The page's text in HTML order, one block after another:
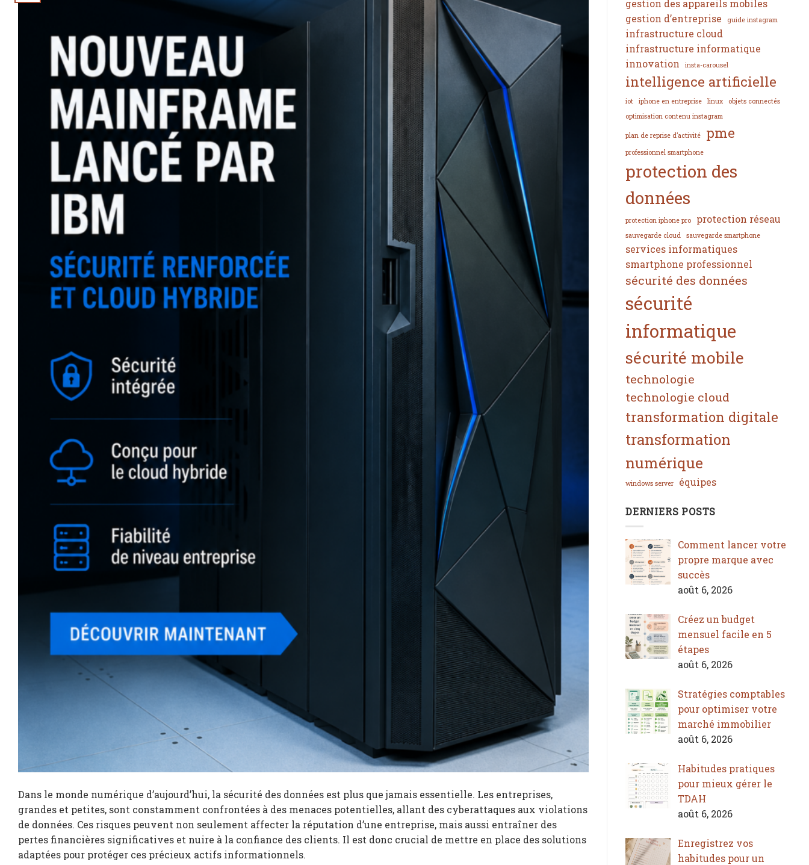
Dans le monde numérique d’aujourd’hui, la sécurité des données est plus que jamais essentielle. Les entreprises,
grandes et petites, sont constamment confrontées à des menaces potentielles, allant des cyberattaques aux violations
de données. Ces risques peuvent non seulement affecter la réputation d’une entreprise, mais aussi entraîner des
pertes financières significatives et nuire à la confiance des clients. Il est donc crucial de mettre en place des solutions
adaptées pour protéger ces précieux actifs informationnels.
gestion des appareils mobiles
gestion d’entreprise
guide instagram
infrastructure cloud
infrastructure informatique
innovation
insta-carousel
intelligence artificielle
iot iphone en entreprise linux
objets connectés
optimisation contenu instagram
plan de reprise d’activité pme
professionnel smartphone
protection des
données
protection iphone pro protection réseau
sauvegarde cloud sauvegarde smartphone
services informatiques
smartphone professionnel
sécurité des données
sécurité
informatique
sécurité mobile
technologie
technologie cloud
transformation digitale
transformation
numérique
windows server équipes
DERNIERS POSTS
Comment lancer votre
propre marque avec
succès
août 6, 2026
Créez un budget
mensuel facile en 5
étapes
août 6, 2026
Stratégies comptables
pour optimiser votre
marché immobilier
août 6, 2026
Habitudes pratiques
pour mieux gérer le
TDAH
août 6, 2026
Enregistrez vos
habitudes pour un